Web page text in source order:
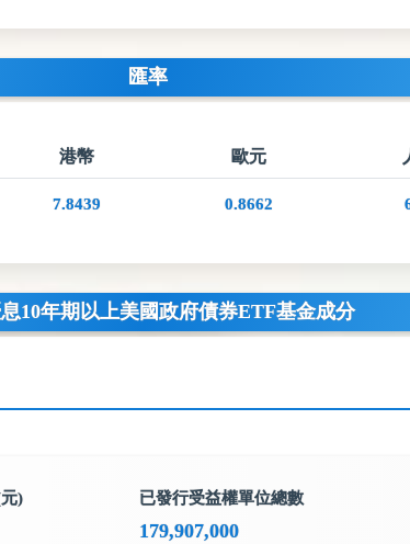
匯率
港幣 歐元
7.8439 0.8662
10年期以上美國政府債券ETF基金成分
) 已發行受益權單位總數
179,907,000